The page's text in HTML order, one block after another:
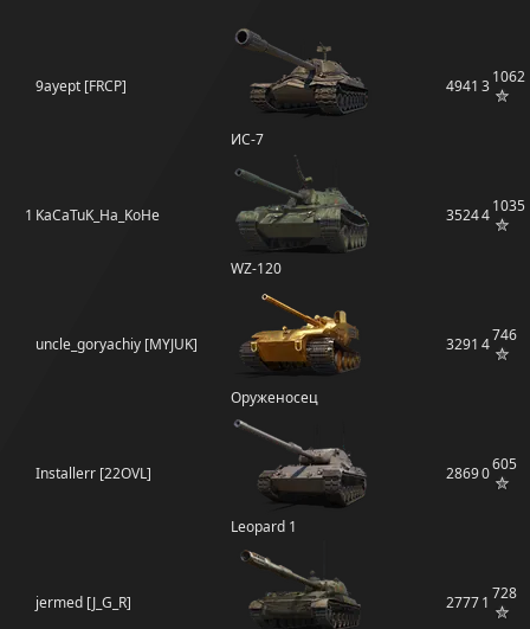
9ayept [FRCP]
ИС-7
4941 31062
1 KaCaTuK_Ha_KoHe
WZ-120
352441035
uncle_goryachiy [MYJUK]
Оруженосец
3291 4746
Installerr [22OVL]
Leopard 1
28690605
jermed [J_G_R] 27771 728